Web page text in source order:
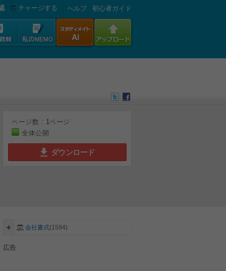
チャージする へルプ 初心者ガイド
ページ数 : 1ページ
全体公開
ダウンロード
会社書式(1594)
広告